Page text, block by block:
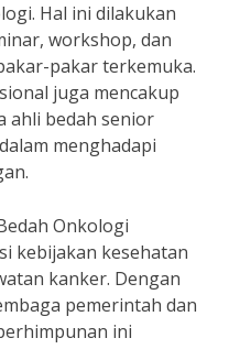
Hal ini dilakukan
workshop, dan
pakar terkemuka.
juga mencakup
ahli bedah senior
menghadapi
Onkologi
kebijakan kesehatan
kanker. Dengan
pemerintah dan
ini